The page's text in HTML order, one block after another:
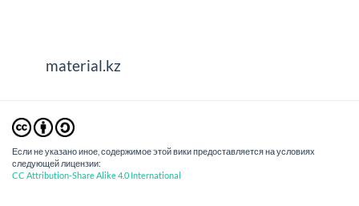
material.kz
Если не указано иное, содержимое этой вики предоставляется на условиях
следующей лицензии:
CC Attribution-Share Alike 4.0 International